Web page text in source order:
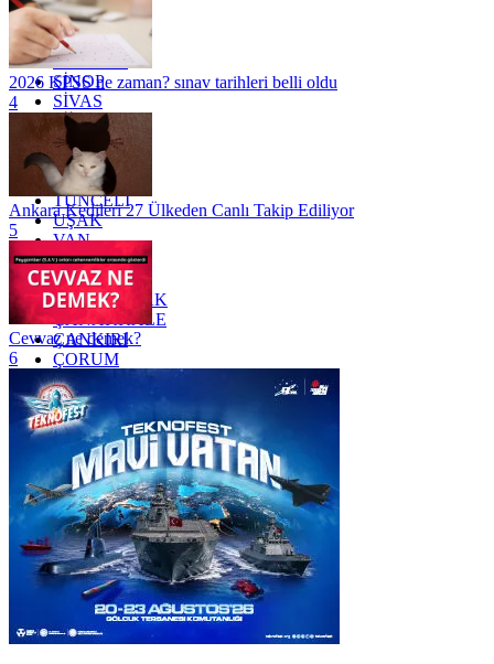
RİZE
SAKARYA
SAMSUN
SİNOP
SİVAS
SİİRT
TEKİRDAĞ
TOKAT
TRABZON
TUNCELİ
UŞAK
VAN
YALOVA
YOZGAT
ZONGULDAK
ÇANAKKALE
ÇANKIRI
ÇORUM
İSTANBUL
İZMİR
ŞANLIURFA
ŞIRNAK
2026 KPSS ne zaman? sınav tarihleri belli oldu
4
Ankara Kedileri 27 Ülkeden Canlı Takip Ediliyor
5
Cevvaz ne demek?
6